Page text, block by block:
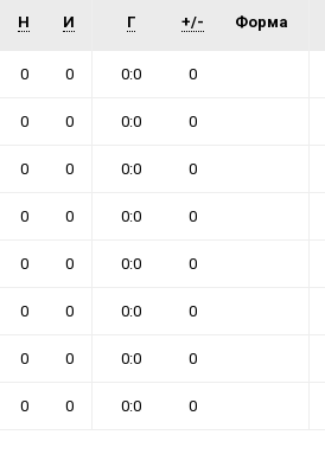
Н И Г +/- Форма
0 0 0:0 0
0 0 0:0 0
0 0 0:0 0
0 0 0:0 0
0 0 0:0 0
0 0 0:0 0
0 0 0:0 0
0 0 0:0 0
Законот за авторското право и
фотографии или податоци од